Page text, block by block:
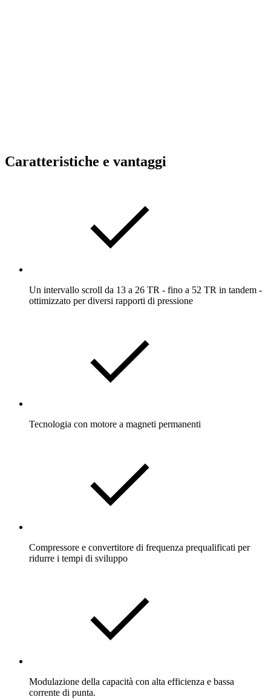
Caratteristiche e vantaggi
Un intervallo scroll da 13 a 26 TR - fino a 52 TR in tandem -
ottimizzato per diversi rapporti di pressione
Tecnologia con motore a magneti permanenti
Compressore e convertitore di frequenza prequalificati per
ridurre i tempi di sviluppo
Modulazione della capacità con alta efficienza e bassa
corrente di punta.